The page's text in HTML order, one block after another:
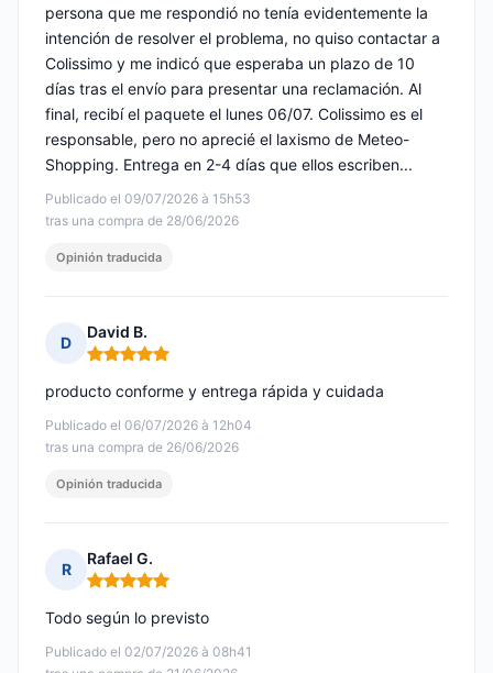
Publicado el 09/07/2026 à 15h53
tras una compra de 28/06/2026
persona que me respondió no tenía evidentemente la
intención de resolver el problema, no quiso contactar a
Colissimo y me indicó que esperaba un plazo de 10
días tras el envío para presentar una reclamación. Al
final, recibí el paquete el lunes 06/07. Colissimo es el
responsable, pero no aprecié el laxismo de Meteo-
Shopping. Entrega en 2-4 días que ellos escriben...
Opinión traducida
D
David B.
Nota: 5 de 5
Publicado el 06/07/2026 à 12h04
tras una compra de 26/06/2026
producto conforme y entrega rápida y cuidada
Opinión traducida
R
Rafael G.
Nota: 5 de 5
Publicado el 02/07/2026 à 08h41
Todo según lo previsto